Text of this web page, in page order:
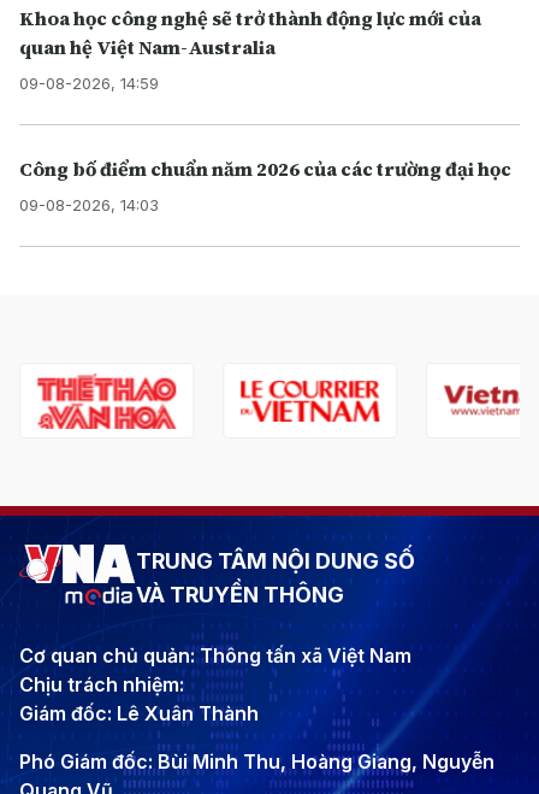
Khoa học công nghệ sẽ trở thành động lực mới của
quan hệ Việt Nam-Australia
09-08-2026, 14:59
Công bố điểm chuẩn năm 2026 của các trường đại học
09-08-2026, 14:03
TRUNG TÂM NỘI DUNG SỐ
VÀ TRUYỀN THÔNG
Cơ quan chủ quản: Thông tấn xã Việt Nam
Chịu trách nhiệm:
Giám đốc: Lê Xuân Thành
Phó Giám đốc: Bùi Minh Thu, Hoàng Giang, Nguyễn